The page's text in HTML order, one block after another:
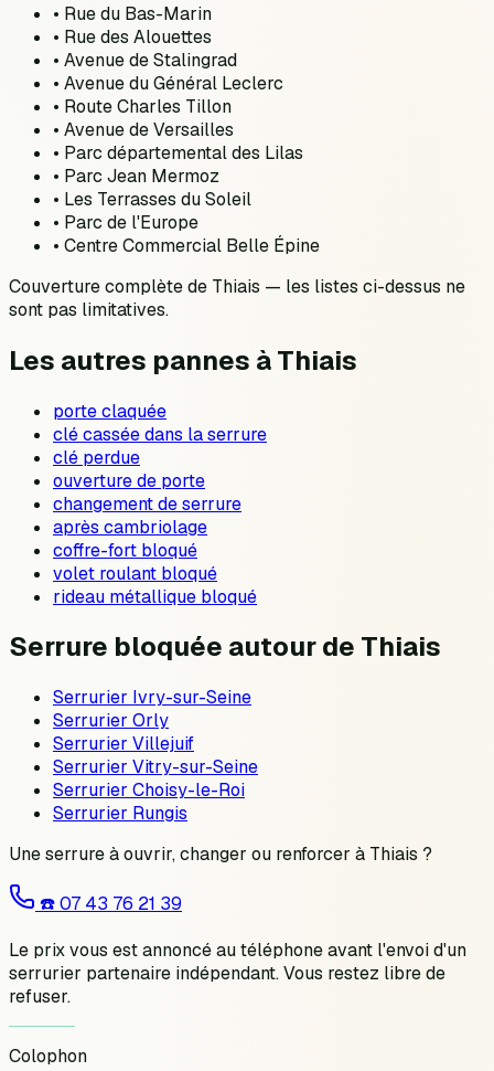
• Rue du Bas-Marin
• Rue des Alouettes
• Avenue de Stalingrad
• Avenue du Général Leclerc
• Route Charles Tillon
• Avenue de Versailles
• Parc départemental des Lilas
• Parc Jean Mermoz
• Les Terrasses du Soleil
• Parc de l'Europe
• Centre Commercial Belle Épine
Couverture complète de Thiais — les listes ci-dessus ne
sont pas limitatives.
Les autres pannes àThiais
porte claquée
clé cassée dans la serrure
clé perdue
ouverture de porte
changement de serrure
après cambriolage
coffre-fort bloqué
volet roulant bloqué
rideau métallique bloqué
Serrure bloquée autour de Thiais
Serrurier Ivry-sur-Seine
Serrurier Orly
Serrurier Villejuif
Serrurier Vitry-sur-Seine
Serrurier Choisy-le-Roi
Serrurier Rungis
Une serrure à ouvrir, changer ou renforcer à Thiais ?
☎️07 43 76 21 39
Le prix vous est annoncé au téléphone avant l'envoi d'un
serrurier partenaire indépendant. Vous restez libre de
refuser.
Colophon